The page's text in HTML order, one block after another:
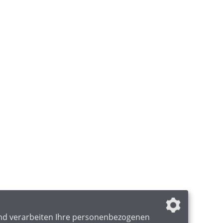
verarbeiten Ihre personenbezogenen